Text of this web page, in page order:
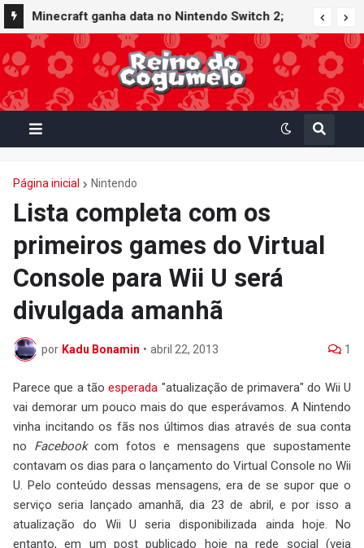
Minecraft ganha data no Nintendo Switch 2;
Super Mario Mash-Up receberá atualização
gráfica exclusiva
Página inicial Nintendo
Lista completa com os
primeiros games do Virtual
Console para Wii U será
divulgada amanhã
por Kadu Bonamin • abril 22, 2013 1
Parece que a tãoesperada "atualização de primavera" do Wii U
vai demorar um pouco mais do que esperávamos. A Nintendo
vinha incitando os fãs nos últimos dias através de sua conta
no Facebookcom fotos e mensagens que supostamente
contavam os dias para o lançamento do Virtual Console no Wii
U. Pelo conteúdo dessas mensagens, era de se supor que o
serviço seria lançado amanhã, dia 23 de abril, e por isso a
atualização do Wii U seria disponibilizada ainda hoje. No
entanto, em um post publicado hoje na rede social (veja